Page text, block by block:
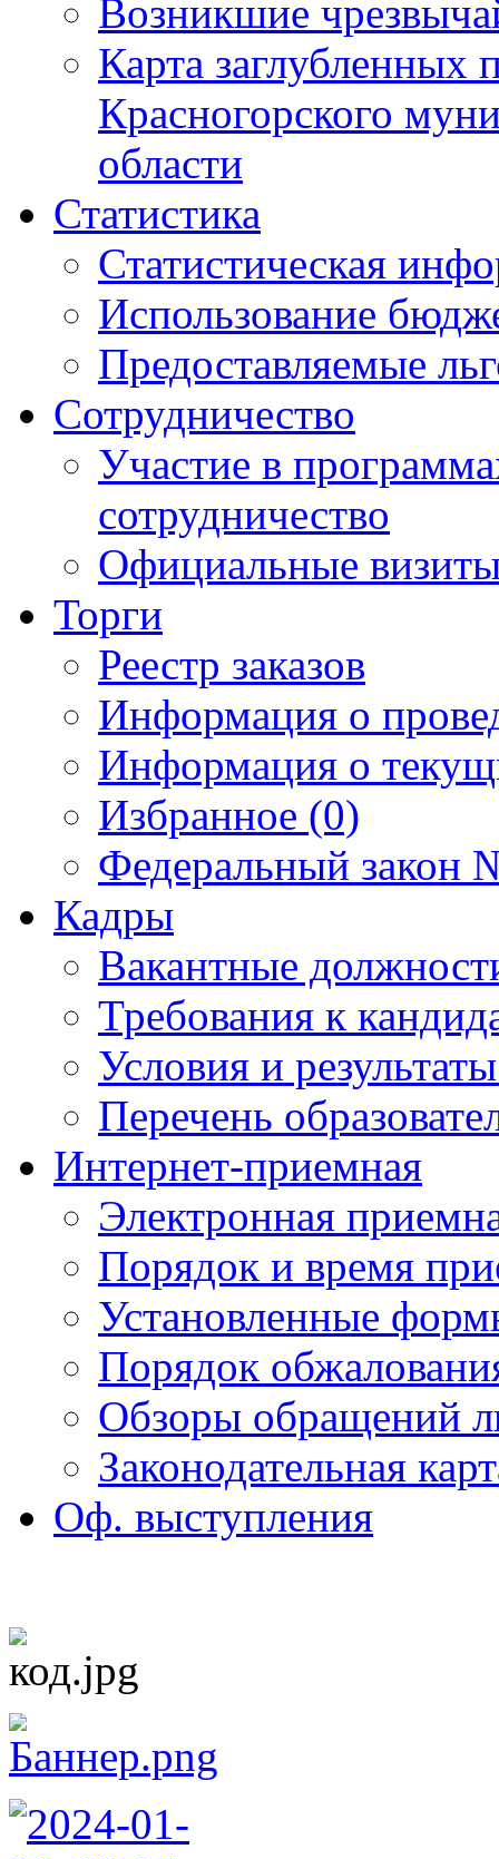
Возникшие
Карта
Красногорского
области
Статистика
Статистическая
Использование
Предоставляемые
Сотрудничество
Участие в
сотрудничество
Официальные
Торги
Реестр заказов
Информация о
Информация о
Избранное (0)
Федеральный закон
Кадры
Вакантные
Требования к
Условия и
Перечень
Интернет-приемная
Электронная
Порядок и время
Установленные
Порядок
Обзоры обращений
Законодательная
Оф. выступления